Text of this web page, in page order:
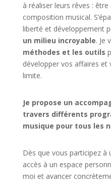
à réaliser leurs rêves :
composition musical.
liberté et développement
un milieu incroyable. Je
méthodes et les outils
développer vos affaires et
limite.
Je propose un
travers différents
musique pour tous les
Dès que vous participez
accès à un espace
moi et avancer